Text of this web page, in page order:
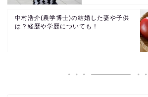
中村浩介(農学博士)の結婚した妻や子供
は？経歴や学歴についても！